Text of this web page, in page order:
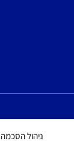
ניהול הסכמה